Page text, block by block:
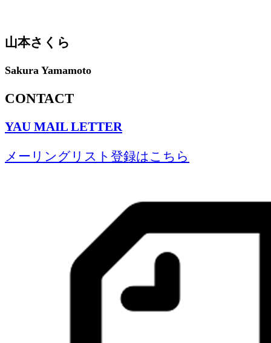
山本さくら
Sakura Yamamoto
CONTACT
YAU MAIL LETTER
メーリングリスト登録はこちら